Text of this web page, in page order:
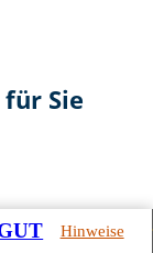
Sie
Hinweise